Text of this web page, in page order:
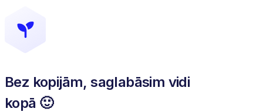
Bez kopijām, saglabāsim vidi
kopā 🙂